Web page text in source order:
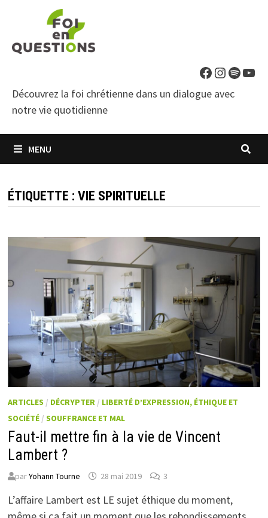
contenu
Facebook
Découvrez la foi chrétienne dans un dialogue avec
notre vie quotidienne
MENU
ÉTIQUETTE :VIE SPIRITUELLE
ARTICLES / DÉCRYPTER / LIBERTÉ D’EXPRESSION, ÉTHIQUE ET
SOCIÉTÉ /SOUFFRANCE ET MAL
Faut-il mettre fin à la vie de Vincent
Lambert ?
parYohann Tourne 28 mai 2019 3
L’affaire Lambert est LE sujet éthique du moment,